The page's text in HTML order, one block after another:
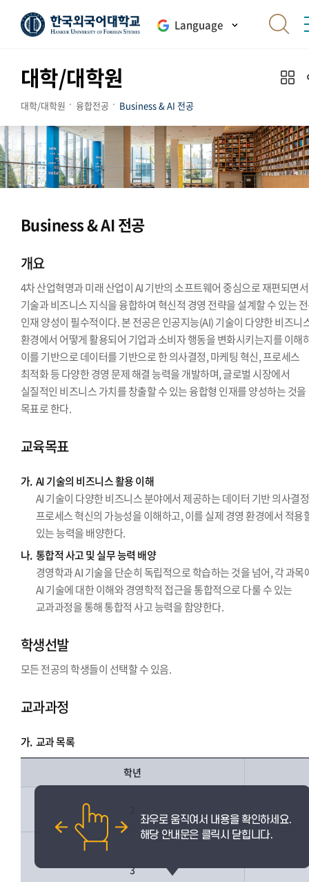
Language
대학/대학원
대학/대학원 융합전공 Business & AI 전공
Business & AI 전공
개요
4차 산업혁명과 미래 산업이 AI 기반의 소프트웨어 중심으로 재편되면
기술과 비즈니스 지식을 융합하여 혁신적 경영 전략을 설계할 수 있는
인재 양성이 필수적이다. 본 전공은 인공지능(AI) 기술이 다양한 비즈니
환경에서 어떻게 활용되어 기업과 소비자 행동을 변화시키는지를 이해
이를 기반으로 데이터를 기반으로 한 의사결정, 마케팅 혁신, 프로세스
최적화 등 다양한 경영 문제 해결 능력을 개발하며, 글로벌 시장에서
실질적인 비즈니스 가치를 창출할 수 있는 융합형 인재를 양성하는 것을
목표로 한다.
교육목표
가. AI 기술의 비즈니스 활용 이해
AI 기술이 다양한 비즈니스 분야에서 제공하는 데이터 기반 의사결
프로세스 혁신의 가능성을 이해하고, 이를 실제 경영 환경에서 적용
있는 능력을 배양한다.
나. 통합적 사고 및 실무 능력 배양
경영학과 AI 기술을 단순히 독립적으로 학습하는 것을 넘어, 각 과목
AI 기술에 대한 이해와 경영학적 접근을 통합적으로 다룰 수 있는
교과과정을 통해 통합적 사고 능력을 함양한다.
학생선발
모든 전공의 학생들이 선택할 수 있음.
교과과정
가. 교과 목록
학년
3